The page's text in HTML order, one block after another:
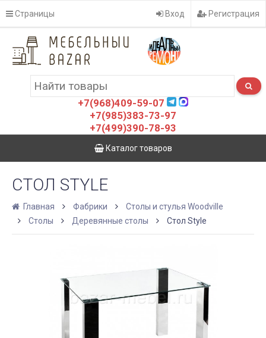
Страницы Вход Регистрация
+7(968)409-59-07
+7(985)383-73-97
+7(499)390-78-93
Каталог товаров
СТОЛ STYLE
Главная Фабрики
Столы и стулья Woodville
Столы
Деревянные столы Стол Style